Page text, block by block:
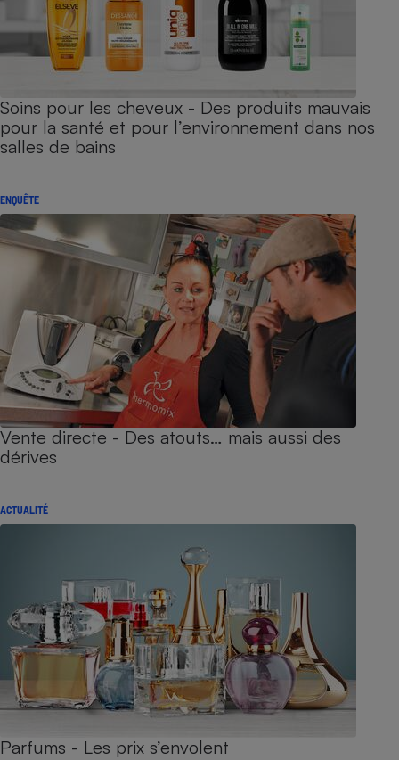
Soins pour les cheveux - Des produits mauvais
pour la santé et pour l’environnement dans nos
salles de bains
ENQUÊTE
Vente directe - Des atouts… mais aussi des
dérives
ACTUALITÉ
Parfums - Les prix s’envolent